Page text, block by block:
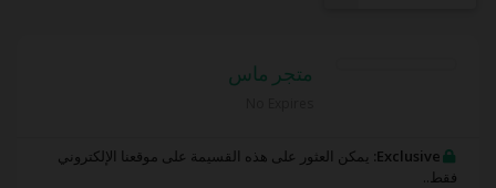
متجر ماس
Exclusive: يمكن العثور على هذه القسيمة على موقعنا الإلكتروني
فقط..